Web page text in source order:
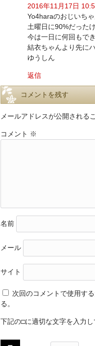
2016年11月17日
Yo4haraのおじいちゃ
土曜日に90%だった
今は一日に何回もで
結衣ちゃんより先に
ゆうしん
返信
コメントを残す
メールアドレスが公開される
コメント ※
名前
メール
サイト
次回のコメントで使用す
る。
下記の□に適切な文字を入力し